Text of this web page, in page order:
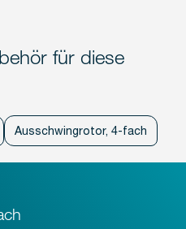
für diese
Ausschwingrotor, 4-fach